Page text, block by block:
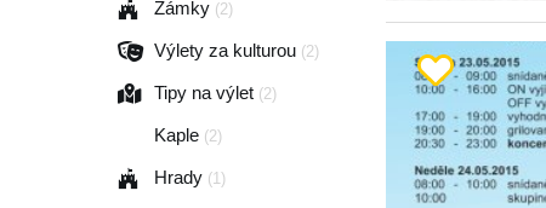
Zámky (2)
Výlety za kulturou (2)
Tipy na výlet (2)
Kaple (2)
Hrady (1)